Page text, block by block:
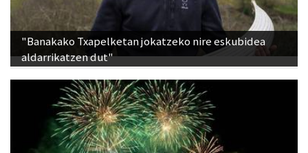
"Banakako Txapelketan jokatzeko nire eskubidea
aldarrikatzen dut"